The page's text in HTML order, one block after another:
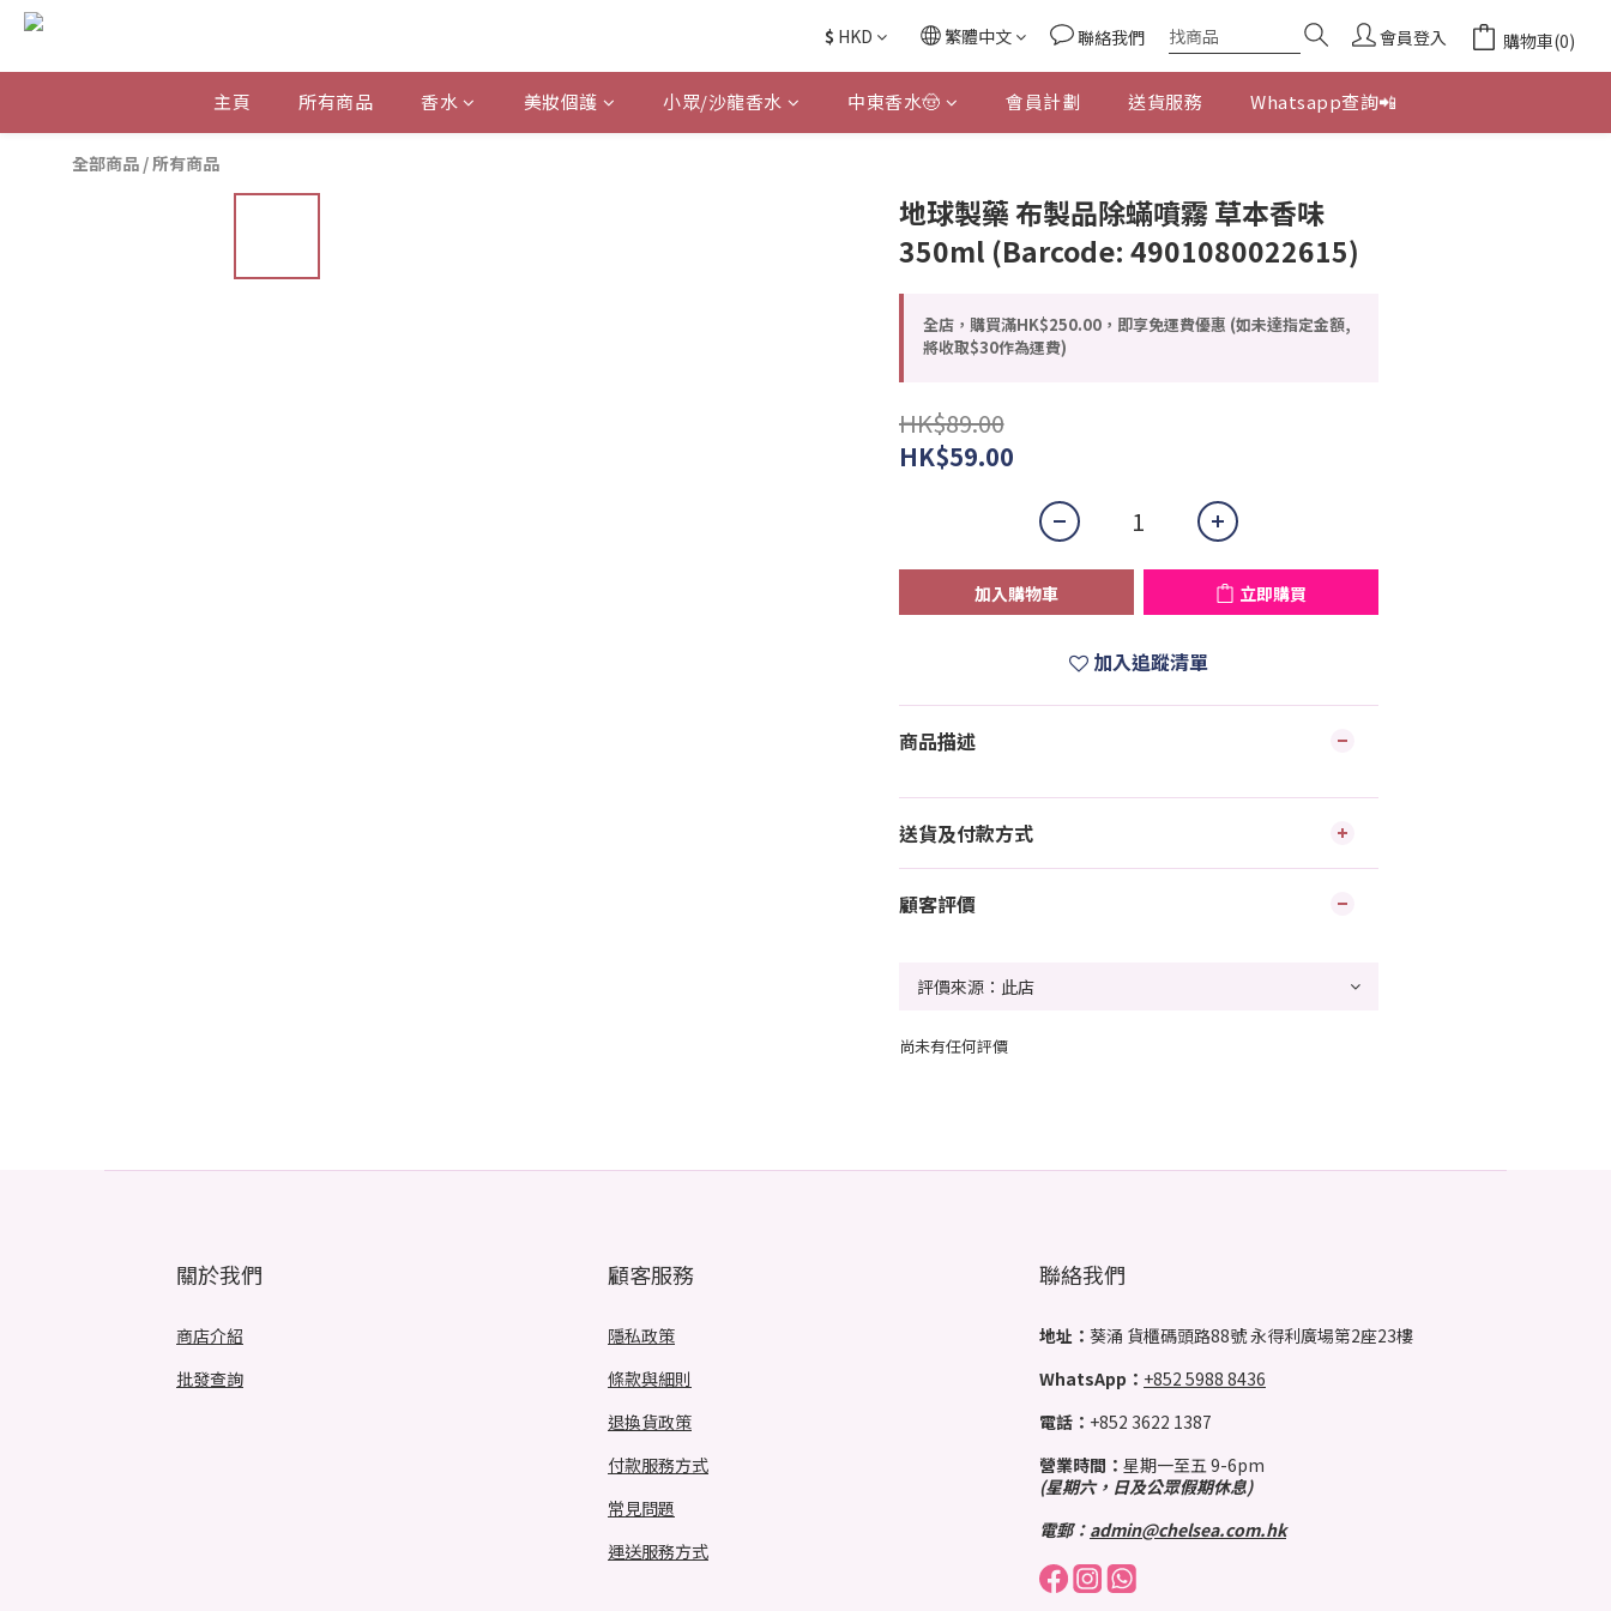
$ HKD 繁體中文 聯絡我們 會員登入 購物車(0)
主頁 所有商品 香水 美妝個護 小眾/沙龍香水 中東香水🤠 會員計劃 送貨服務 Whatsapp查詢📲
全部商品 /所有商品
地球製藥 布製品除蟎噴霧 草本香味
350ml (Barcode: 4901080022615)
全店，購買滿HK$250.00，即享免運費優惠 (如未達指定金額,
將收取$30作為運費)
HK$89.00
HK$59.00
加入購物車 立即購買
加入追蹤清單
商品描述
送貨及付款方式
顧客評價
尚未有任何評價
關於我們
商店介紹
批發查詢
顧客服務
隱私政策
條款與細則
退換貨政策
付款服務方式
常見問題
運送服務方式
聯絡我們
地址： 葵涌 貨櫃碼頭路88號 永得利廣場第2座23樓
WhatsApp： +852 5988 8436
電話： +852 3622 1387
營業時間： 星期一至五 9-6pm
(星期六，日及公眾假期休息)
電郵： admin@chelsea.com.hk